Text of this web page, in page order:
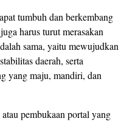
tumbuh dan berkembang
harus turut merasakan
sama, yaitu mewujudkan
daerah, serta
yang maju, mandiri, dan
pembukaan portal yang